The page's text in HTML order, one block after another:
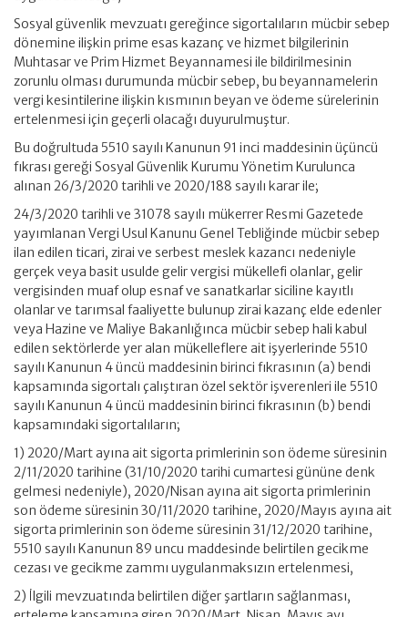
Sosyal güvenlik mevzuatı gereğince sigortalıların mücbir sebep
dönemine ilişkin prime esas kazanç ve hizmet bilgilerinin
Muhtasar ve Prim Hizmet Beyannamesi ile bildirilmesinin
zorunlu olması durumunda mücbir sebep, bu beyannamelerin
vergi kesintilerine ilişkin kısmının beyan ve ödeme sürelerinin
ertelenmesi için geçerli olacağı duyurulmuştur.
Bu doğrultuda 5510 sayılı Kanunun 91 inci maddesinin üçüncü
fıkrası gereği Sosyal Güvenlik Kurumu Yönetim Kurulunca
alınan 26/3/2020 tarihli ve 2020/188 sayılı karar ile;
24/3/2020 tarihli ve 31078 sayılı mükerrer Resmi Gazetede
yayımlanan Vergi Usul Kanunu Genel Tebliğinde mücbir sebep
ilan edilen ticari, zirai ve serbest meslek kazancı nedeniyle
gerçek veya basit usulde gelir vergisi mükellefi olanlar, gelir
vergisinden muaf olup esnaf ve sanatkarlar siciline kayıtlı
olanlar ve tarımsal faaliyette bulunup zirai kazanç elde edenler
veya Hazine ve Maliye Bakanlığınca mücbir sebep hali kabul
edilen sektörlerde yer alan mükelleflere ait işyerlerinde 5510
sayılı Kanunun 4 üncü maddesinin birinci fıkrasının (a) bendi
kapsamında sigortalı çalıştıran özel sektör işverenleri ile 5510
sayılı Kanunun 4 üncü maddesinin birinci fıkrasının (b) bendi
kapsamındaki sigortalıların;
1) 2020/Mart ayına ait sigorta primlerinin son ödeme süresinin
2/11/2020 tarihine (31/10/2020 tarihi cumartesi gününe denk
gelmesi nedeniyle), 2020/Nisan ayına ait sigorta primlerinin
son ödeme süresinin 30/11/2020 tarihine, 2020/Mayıs ayına ait
sigorta primlerinin son ödeme süresinin 31/12/2020 tarihine,
5510 sayılı Kanunun 89 uncu maddesinde belirtilen gecikme
cezası ve gecikme zammı uygulanmaksızın ertelenmesi,
2) İlgili mevzuatında belirtilen diğer şartların sağlanması,